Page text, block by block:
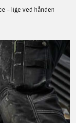
- lige ved hånden